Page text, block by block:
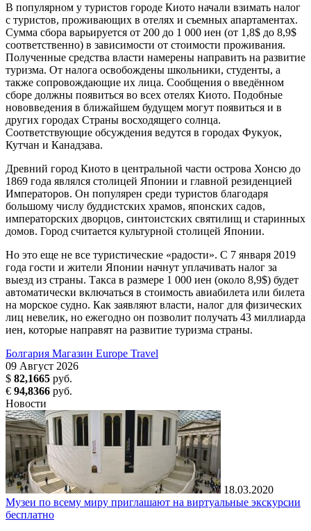
В популярном у туристов городе Киото начали взимать налог
с туристов, проживающих в отелях и съемных апартаментах.
Сумма сбора варьируется от 200 до 1 000 иен (от 1,8$ до 8,9$
соответственно) в зависимости от стоимости проживания.
Полученные средства власти намерены направить на развитие
туризма. От налога освобождены школьники, студенты, а
также сопровождающие их лица. Сообщения о введённом
сборе должны появиться во всех отелях Киото. Подобные
нововведения в ближайшем будущем могут появиться и в
других городах Страны восходящего солнца.
Соответствующие обсуждения ведутся в городах Фукуок,
Кутчан и Канадзава.
Древний город Киото в центральной части острова Хонсю до
1869 года являлся столицей Японии и главной резиденцией
Императоров. Он популярен среди туристов благодаря
большому числу буддистских храмов, японских садов,
императорских дворцов, синтоистских святилищ и старинных
домов. Город считается культурной столицей Японии.
Но это еще не все туристические «радости». С 7 января 2019
года гости и жители Японии начнут уплачивать налог за
выезд из страны. Такса в размере 1 000 иен (около 8,9$) будет
автоматически включаться в стоимость авиабилета или билета
на морское судно. Как заявляют власти, налог для физических
лиц невелик, но ежегодно он позволит получать 43 миллиарда
иен, которые направят на развитие туризма страны.
Болгария Магазин Europe Travel
09 Август 2026
$ 82,1665 руб.
€ 94,8366 руб.
Новости
18.03.2020
Музеи по всему миру приглашают на виртуальные экскурсии
бесплатно